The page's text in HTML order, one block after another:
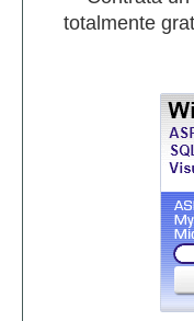
totalmente